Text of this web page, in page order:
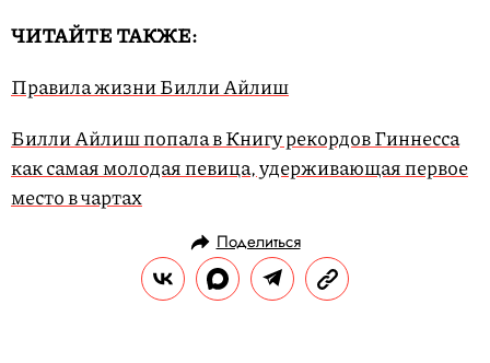
ЧИТАЙТЕ ТАКЖЕ:
Правила жизни Билли Айлиш
Билли Айлиш попала в Книгу рекордов Гиннесса
как самая молодая певица, удерживающая первое
место в чартах
Поделиться